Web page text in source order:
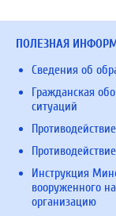
ПОЛЕЗНАЯ
Сведения об
Гражданская
ситуаций
Инструкция
вооруженного
организацию